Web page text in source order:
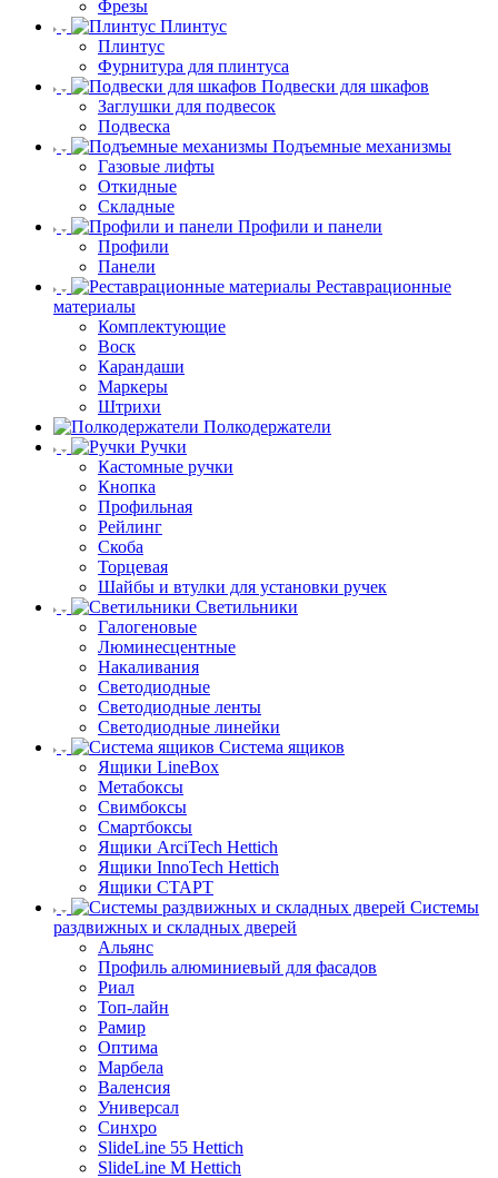
Фрезы
Плинтус
Плинтус
Фурнитура для плинтуса
Подвески для шкафов
Заглушки для подвесок
Подвеска
Подъемные механизмы
Газовые лифты
Откидные
Складные
Профили и панели
Профили
Панели
Реставрационные
материалы
Комплектующие
Воск
Карандаши
Маркеры
Штрихи
Полкодержатели
Ручки
Кастомные ручки
Кнопка
Профильная
Рейлинг
Скоба
Торцевая
Шайбы и втулки для установки ручек
Светильники
Галогеновые
Люминесцентные
Накаливания
Светодиодные
Светодиодные ленты
Светодиодные линейки
Система ящиков
Ящики LineBox
Метабоксы
Свимбоксы
Смартбоксы
Ящики ArciTech Hettich
Ящики InnoTech Hettich
Ящики СТАРТ
Системы
раздвижных и складных дверей
Альянс
Профиль алюминиевый для фасадов
Риал
Топ-лайн
Рамир
Оптима
Марбела
Валенсия
Универсал
Синхро
SlideLine 55 Hettich
SlideLine M Hettich